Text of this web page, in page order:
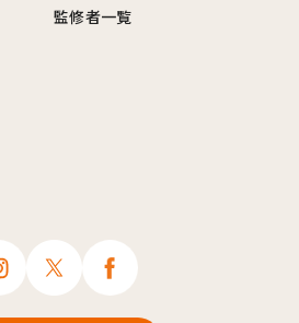
監修者一覧